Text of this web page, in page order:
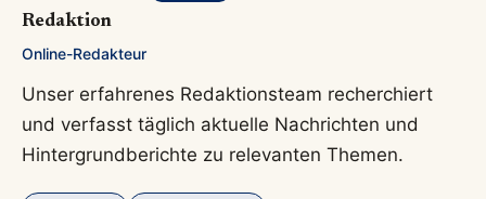
Redaktion
Online-Redakteur
Unser erfahrenes Redaktionsteam recherchiert
und verfasst täglich aktuelle Nachrichten und
Hintergrundberichte zu relevanten Themen.